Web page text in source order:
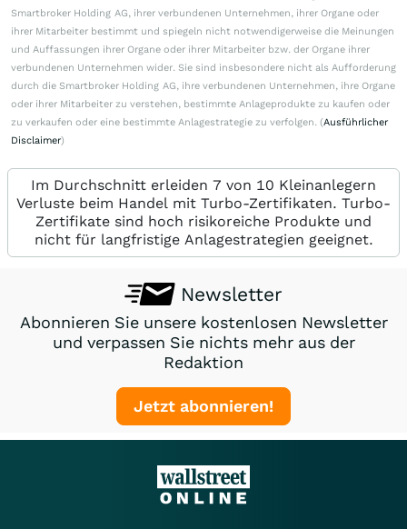
Smartbroker Holding AG, ihrer verbundenen Unternehmen, ihrer Organe oder
ihrer Mitarbeiter bestimmt und spiegeln nicht notwendigerweise die Meinungen
und Auffassungen ihrer Organe oder ihrer Mitarbeiter bzw. der Organe ihrer
verbundenen Unternehmen wider. Sie sind insbesondere nicht als Aufforderung
durch die Smartbroker Holding AG, ihre verbundenen Unternehmen, ihre Organe
oder ihrer Mitarbeiter zu verstehen, bestimmte Anlageprodukte zu kaufen oder
zu verkaufen oder eine bestimmte Anlagestrategie zu verfolgen. (Ausführlicher
Disclaimer)
Im Durchschnitt erleiden 7 von 10 Kleinanlegern
Verluste beim Handel mit Turbo-Zertifikaten. Turbo-
Zertifikate sind hoch risikoreiche Produkte und
nicht für langfristige Anlagestrategien geeignet.
Newsletter
Abonnieren Sie unsere kostenlosen Newsletter
und verpassen Sie nichts mehr aus der
Redaktion
Jetzt abonnieren!